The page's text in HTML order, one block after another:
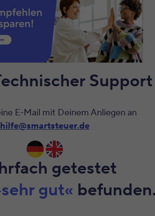
Support
E-Mail mit Deinem Anliegen an
hilfe@smartsteuer.de
getestet
gut«